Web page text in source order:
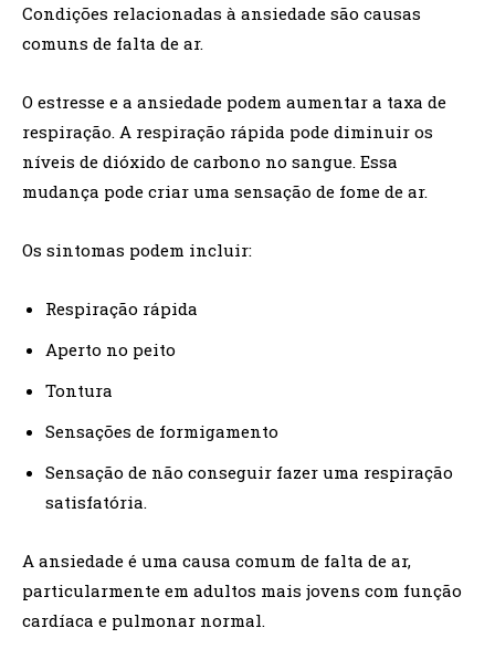
Condições relacionadas à ansiedade são causas
comuns de falta de ar.
O estresse e a ansiedade podem aumentar a taxa de
respiração. A respiração rápida pode diminuir os
níveis de dióxido de carbono no sangue. Essa
mudança pode criar uma sensação de fome de ar.
Os sintomas podem incluir:
Respiração rápida
Aperto no peito
Tontura
Sensações de formigamento
Sensação de não conseguir fazer uma respiração
satisfatória.
A ansiedade é uma causa comum de falta de ar,
particularmente em adultos mais jovens com função
cardíaca e pulmonar normal.